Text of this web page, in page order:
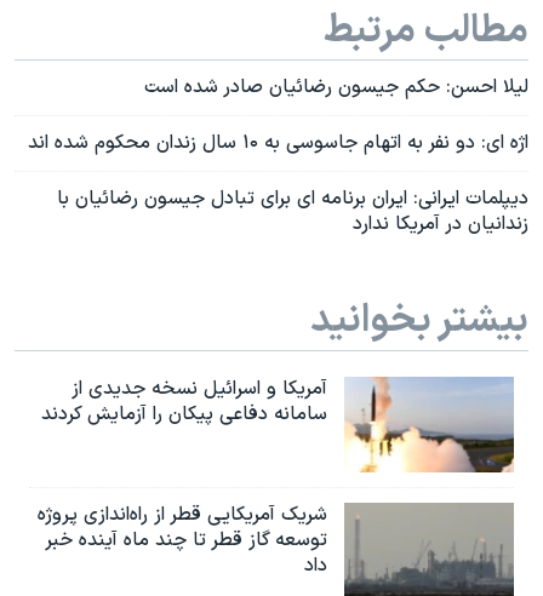
مطالب مرتبط
لیلا احسن: حکم جیسون رضائیان صادر شده است
اژه ای: دو نفر به اتهام جاسوسی به ۱۰ سال زندان محکوم شده اند
دیپلمات ایرانی: ایران برنامه ای برای تبادل جیسون رضائیان با
زندانیان در آمریکا ندارد
بیشتر بخوانید
آمریکا و اسرائیل نسخه جدیدی از
سامانه دفاعی پیکان را آزمایش کردند
شریک آمریکایی قطر از راه‌اندازی پروژه
توسعه گاز قطر تا چند ماه آینده خبر
داد